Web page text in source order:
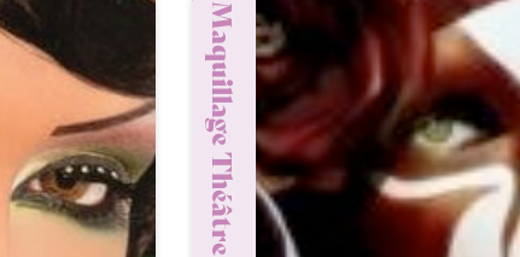
Maquillage Théâtre